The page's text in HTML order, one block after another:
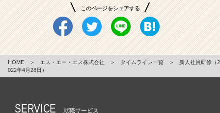
このページをシェアする
HOME ＞ エス・エー・エス株式会社 ＞ タイムライン一覧 ＞
新人社員研修（2
022年4月28日）
SERVICE 就職サービス